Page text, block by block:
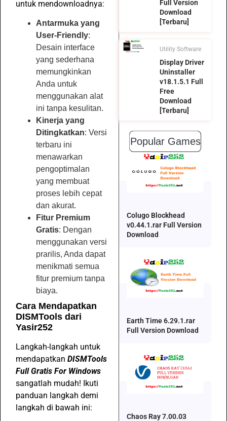
untuk mendownloadnya:
Antarmuka yang
User-Friendly:
Desain interface
yang sederhana
memungkinkan
Anda untuk
menggunakan alat
ini tanpa kesulitan.
Kinerja yang
Ditingkatkan: Versi
terbaru ini
menawarkan
pengoptimalan
yang membuat
proses lebih cepat
dan akurat.
Fitur Premium
Gratis: Dengan
menggunakan versi
prarilis, Anda dapat
menikmati semua
fitur premium tanpa
biaya.
Cara Mendapatkan
DISMTools dari
Yasir252
Langkah-langkah untuk
mendapatkan DISMTools
Full Gratis For Windows
sangatlah mudah! Ikuti
panduan langkah demi
langkah di bawah ini:
Full Version
Download
[Terbaru]
Utility Software
Display Driver
Uninstaller
v18.1.5.1 Full
Free
Download
[Terbaru]
Popular Games
Colugo Blockhead
v0.44.1.rar Full Version
Download
Earth Time 6.29.1.rar
Full Version Download
Chaos Ray 7.00.03